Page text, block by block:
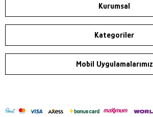
Kurumsal
Kategoriler
Mobil Uygulamalarımız